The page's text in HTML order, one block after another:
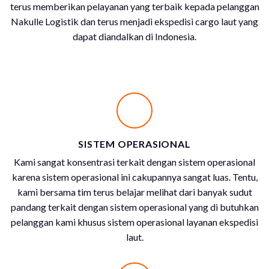
terus memberikan pelayanan yang terbaik kepada pelanggan
Nakulle Logistik dan terus menjadi ekspedisi cargo laut yang
dapat diandalkan di Indonesia.
SISTEM OPERASIONAL
Kami sangat konsentrasi terkait dengan sistem operasional
karena sistem operasional ini cakupannya sangat luas. Tentu,
kami bersama tim terus belajar melihat dari banyak sudut
pandang terkait dengan sistem operasional yang di butuhkan
pelanggan kami khusus sistem operasional layanan ekspedisi
laut.